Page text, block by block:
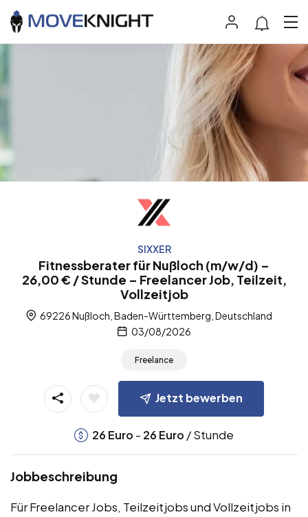
SIXXER
Fitnessberater für Nußloch (m/w/d) –
26,00 € / Stunde – Freelancer Job, Teilzeit,
Vollzeitjob
69226 Nußloch, Baden-Württemberg, Deutschland
03/08/2026
Freelance
Jetzt bewerben
26 Euro - 26 Euro / Stunde
Jobbeschreibung
Für Freelancer Jobs, Teilzeitjobs und Vollzeitjobs in